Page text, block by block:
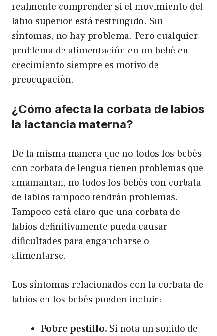
realmente comprender si el movimiento del
labio superior está restringido. Sin
síntomas, no hay problema. Pero cualquier
problema de alimentación en un bebé en
crecimiento siempre es motivo de
preocupación.
¿Cómo afecta la corbata de labios
la lactancia materna?
De la misma manera que no todos los bebés
con corbata de lengua tienen problemas que
amamantan, no todos los bebés con corbata
de labios tampoco tendrán problemas.
Tampoco está claro que una corbata de
labios definitivamente pueda causar
dificultades para engancharse o
alimentarse.
Los síntomas relacionados con la corbata de
labios en los bebés pueden incluir:
Pobre pestillo. Si nota un sonido de